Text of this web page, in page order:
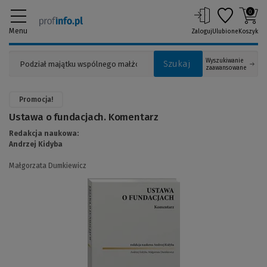
Menu
Szukaj
Wyszukiwanie
zaawansowane
ZalogujUlubione
0
Koszyk
Promocja!
Ustawa o fundacjach. Komentarz
Redakcja naukowa:
Andrzej Kidyba
Małgorzata Dumkiewicz